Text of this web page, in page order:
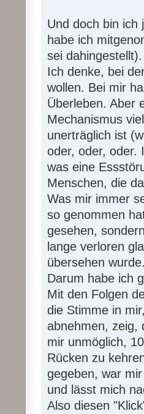
Und doch bin ich
habe ich
sei dahingestellt).
Ich denke, bei
wollen. Bei mir
Überleben. Aber
Mechanismus
unerträglich ist
oder, oder, oder.
was eine
Menschen, die
Was mir immer
so genommen
gesehen,
lange verloren
übersehen
Darum habe ich
Mit den Folgen
die Stimme in
abnehmen, zeig,
mir unmöglich,
Rücken zu
gegeben, war
und lässt mich
Also diesen